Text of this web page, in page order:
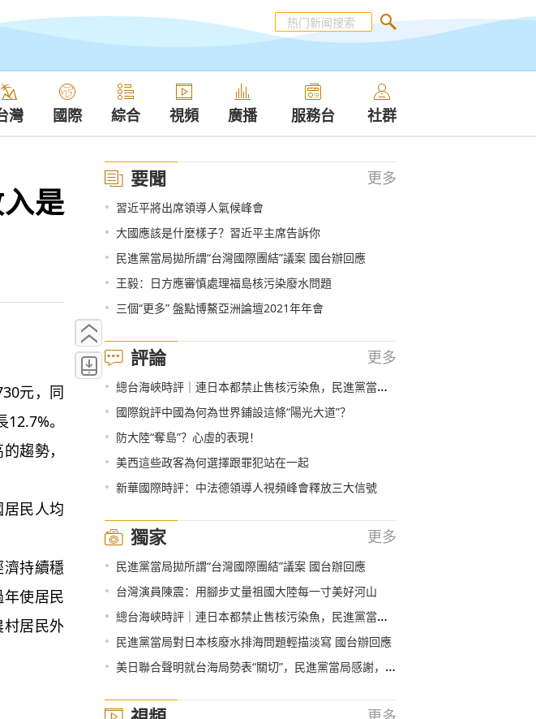
灣 國際 綜合 視頻 廣播 服務台 社群
是
元，同
。
趨勢，
民人均
持續穩
使居民
居民外
要聞 更多
• 習近平將出席領導人氣候峰會
• 大國應該是什麼樣子？習近平主席告訴你
• 民進黨當局拋所謂“台灣國際團結”議案 國台辦回應
• 王毅：日方應審慎處理福島核污染廢水問題
• 三個“更多” 盤點博鰲亞洲論壇2021年年會
評論 更多
• 總台海峽時評｜連日本都禁止售核污染魚，民進黨當局還想搏命獻媚？
• 國際銳評中國為何為世界鋪設這條“陽光大道”？
• 防大陸“奪島”？心虛的表現！
• 美西這些政客為何選擇跟罪犯站在一起
• 新華國際時評：中法德領導人視頻峰會釋放三大信號
獨家 更多
• 民進黨當局拋所謂“台灣國際團結”議案 國台辦回應
• 台灣演員陳震：用腳步丈量祖國大陸每一寸美好河山
• 總台海峽時評｜連日本都禁止售核污染魚，民進黨當局還想搏命獻媚？
• 民進黨當局對日本核廢水排海問題輕描淡寫 國台辦回應
• 美日聯合聲明就台海局勢表“關切”，民進黨當局感謝，國台辦回應